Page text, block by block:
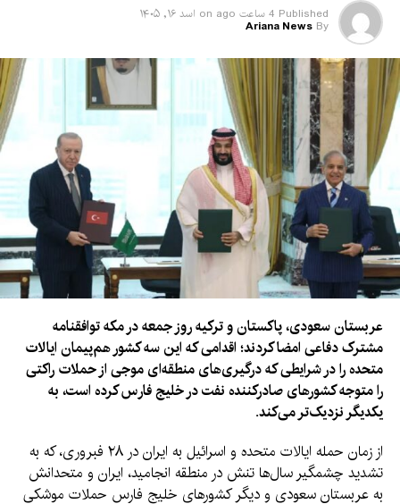
Published 4 ساعت ago on اسد ۱۶, ۱۴۰۵
By
Ariana News
عربستان سعودی، پاکستان و ترکیه روز جمعه در مکه توافقنامه
مشترک دفاعی امضا کردند؛ اقدامی که این سه کشور هم‌پیمان ایالات
متحده را در شرایطی که درگیری‌های منطقه‌ای موجی از حملات راکتی
را متوجه کشورهای صادرکننده نفت در خلیج فارس کرده است، به
یکدیگر نزدیک‌تر می‌کند.
از زمان حمله ایالات متحده و اسرائیل به ایران در ۲۸ فبروری، که به
تشدید چشمگیر سال‌ها تنش در منطقه انجامید، ایران و متحدانش
به عربستان سعودی و دیگر کشورهای خلیج فارس حملات موشکی